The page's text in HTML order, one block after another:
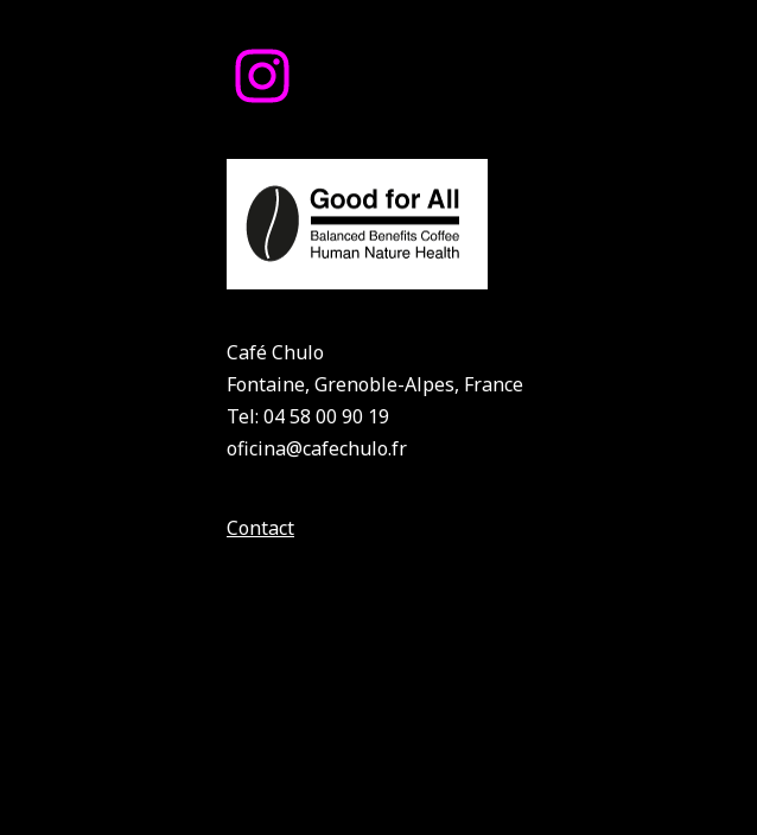
Café Chulo
Fontaine, Grenoble-Alpes, France
Tel: 04 58 00 90 19
oficina@cafechulo.fr
Contact